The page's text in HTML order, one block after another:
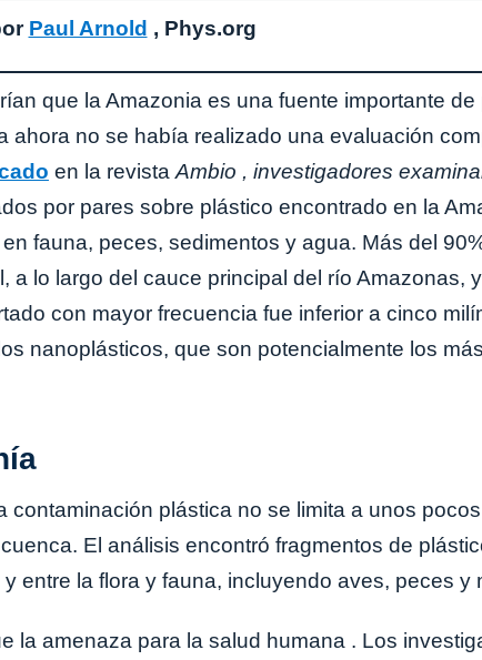
Paul Arnold , Phys.org
que la Amazonia es una fuente importante de
ahora no se había realizado una evaluación
en la revistaAmbio , investigadores
​​por pares sobre plástico encontrado en la
fauna, peces, sedimentos y agua. Más del
a lo largo del cauce principal del río Amazonas,
con mayor frecuencia fue inferior a cinco
nanoplásticos, que son potencialmente los más
contaminación plástica no se limita a unos
El análisis encontró fragmentos de
entre la flora y fauna, incluyendo aves, peces y
la amenaza para la salud humana . Los